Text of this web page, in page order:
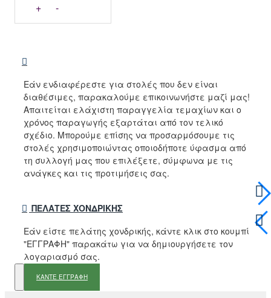
+ -
Εάν ενδιαφέρεστε για στολές που δεν είναι
διαθέσιμες, παρακαλούμε επικοινωνήστε μαζί μας!
Απαιτείται ελάχιστη παραγγελία τεμαχίων και ο
χρόνος παραγωγής εξαρτάται από τον τελικό
σχέδιο. Μπορούμε επίσης να προσαρμόσουμε τις
στολές χρησιμοποιώντας οποιοδήποτε ύφασμα από
τη συλλογή μας που επιλέξετε, σύμφωνα με τις
ανάγκες και τις προτιμήσεις σας.
ΠΕΛΆΤΕΣ ΧΟΝΔΡΙΚΉΣ
Εάν είστε πελάτης χονδρικής, κάντε κλικ στο κουμπί
"ΕΓΓΡΑΦΗ" παρακάτω για να δημιουργήσετε τον
λογαριασμό σας.
ΚΑΝΤΕ ΕΓΓΡΑΦΗ